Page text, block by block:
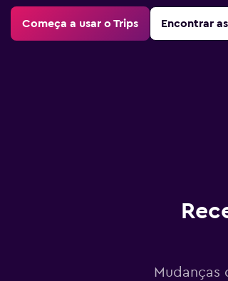
Começa a usar o Trips Encontrar